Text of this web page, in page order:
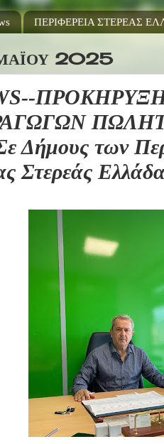
ΠΕΡΙΦΕΡΕΙΑ ΣΤΕΡΕΑΣ
2025
των
Στερεάς